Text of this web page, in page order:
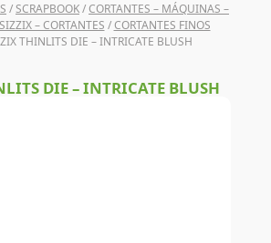
/SCRAPBOOK/CORTANTES – MÁQUINAS –
SIZZIX – CORTANTES /CORTANTES FINOS
THINLITS DIE – INTRICATE BLUSH
DIE – INTRICATE BLUSH